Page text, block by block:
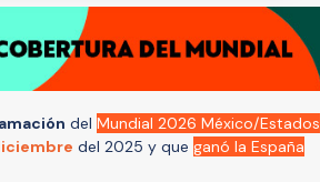
del Mundial 2026 México/Estados
del 2025 y que ganó la España